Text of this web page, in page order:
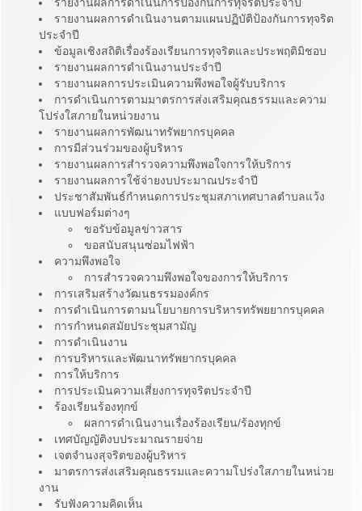
รายงานผลการดำเนินงานตามแผนปฏิบัติป้องกันการทุจริต
ประจำปี
ข้อมูลเชิงสถิติเรื่องร้องเรียนการทุจริตและประพฤติมิชอบ
รายงานผลการดำเนินงานประจำปี
รายงานผลการประเมินความพึงพอใจผู้รับบริการ
การดำเนินการตามมาตรการส่งเสริมคุณธรรมและความ
โปร่งใสภายในหน่วยงาน
รายงานผลการพัฒนาทรัพยากรบุคคล
การมีส่วนร่วมของผู้บริหาร
รายงานผลการสำรวจความพึงพอใจการให้บริการ
รายงานผลการใช้จ่ายงบประมาณประจำปี
ประชาสัมพันธ์กำหนดการประชุมสภาเทศบาลตำบลแว้ง
แบบฟอร์มต่างๆ
ขอรับข้อมูลข่าวสาร
ขอสนับสนุนซ่อมไฟฟ้า
ความพึงพอใจ
การสำรวจความพึงพอใจของการให้บริการ
การเสริมสร้างวัฒนธรรมองค์กร
การดำเนินการตามนโยบายการบริหารทรัพยยากรบุคคล
การกำหนดสมัยประชุมสามัญ
การดำเนินงาน
การบริหารและพัฒนาทรัพยากรบุคคล
การให้บริการ
การประเมินความเสี่ยงการทุจริตประจำปี
ร้องเรียนร้องทุกข์
ผลการดำเนินงานเรื่องร้องเรียน/ร้องทุกข์
เทศบัญญัติงบประมาณรายจ่าย
เจตจำนงสุจริตของผู้บริหาร
มาตรการส่งเสริมคุณธรรมและความโปร่งใสภายในหน่วย
งาน
รับฟังความคิดเห็น